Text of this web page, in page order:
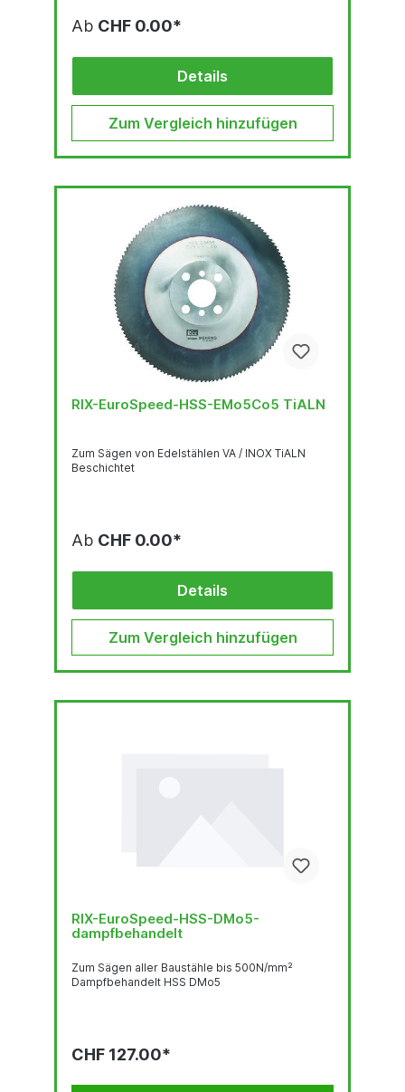
Ab CHF 0.00*
Details
Zum Vergleich hinzufügen
RIX-EuroSpeed-HSS-EMo5Co5 TiALN
Zum Sägen von Edelstählen VA / INOX TiALN
Beschichtet
Ab CHF 0.00*
Details
Zum Vergleich hinzufügen
RIX-EuroSpeed-HSS-DMo5-
dampfbehandelt
Zum Sägen aller Baustähle bis 500N/mm²
Dampfbehandelt HSS DMo5
CHF 127.00*